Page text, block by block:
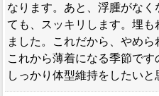
なります。あと、浮腫がなく
ても、スッキリします。埋
ました。これだから、やめら
これから薄着になる季節です
しっかり体型維持をしたいと